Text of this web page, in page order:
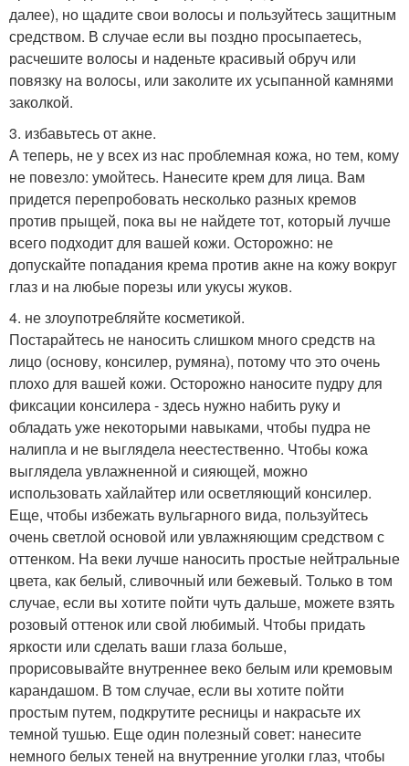
далее), но щадите свои волосы и пользуйтесь защитным
средством. В случае если вы поздно просыпаетесь,
расчешите волосы и наденьте красивый обруч или
повязку на волосы, или заколите их усыпанной камнями
заколкой.
3. избавьтесь от акне.
А теперь, не у всех из нас проблемная кожа, но тем, кому
не повезло: умойтесь. Нанесите крем для лица. Вам
придется перепробовать несколько разных кремов
против прыщей, пока вы не найдете тот, который лучше
всего подходит для вашей кожи. Осторожно: не
допускайте попадания крема против акне на кожу вокруг
глаз и на любые порезы или укусы жуков.
4. не злоупотребляйте косметикой.
Постарайтесь не наносить слишком много средств на
лицо (основу, консилер, румяна), потому что это очень
плохо для вашей кожи. Осторожно наносите пудру для
фиксации консилера - здесь нужно набить руку и
обладать уже некоторыми навыками, чтобы пудра не
налипла и не выглядела неестественно. Чтобы кожа
выглядела увлажненной и сияющей, можно
использовать хайлайтер или осветляющий консилер.
Еще, чтобы избежать вульгарного вида, пользуйтесь
очень светлой основой или увлажняющим средством с
оттенком. На веки лучше наносить простые нейтральные
цвета, как белый, сливочный или бежевый. Только в том
случае, если вы хотите пойти чуть дальше, можете взять
розовый оттенок или свой любимый. Чтобы придать
яркости или сделать ваши глаза больше,
прорисовывайте внутреннее веко белым или кремовым
карандашом. В том случае, если вы хотите пойти
простым путем, подкрутите ресницы и накрасьте их
темной тушью. Еще один полезный совет: нанесите
немного белых теней на внутренние уголки глаз, чтобы